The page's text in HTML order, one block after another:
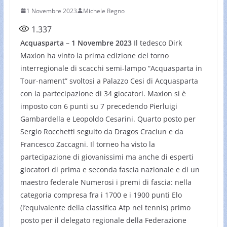
1 Novembre 2023 Michele Regno
1.337
Acquasparta – 1 Novembre 2023Il tedesco Dirk
Maxion ha vinto la prima edizione del torno
interregionale di scacchi semi-lampo “Acquasparta in
Tour-nament” svoltosi a Palazzo Cesi di Acquasparta
con la partecipazione di 34 giocatori. Maxion si è
imposto con 6 punti su 7 precedendo Pierluigi
Gambardella e Leopoldo Cesarini. Quarto posto per
Sergio Rocchetti seguito da Dragos Craciun e da
Francesco Zaccagni. Il torneo ha visto la
partecipazione di giovanissimi ma anche di esperti
giocatori di prima e seconda fascia nazionale e di un
maestro federale Numerosi i premi di fascia: nella
categoria compresa fra i 1700 e i 1900 punti Elo
(l’equivalente della classifica Atp nel tennis) primo
posto per il delegato regionale della Federazione